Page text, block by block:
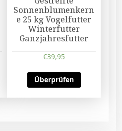
Sonnenblumenkern
e 25 kg Vogelfutter
Winterfutter
Ganzjahresfutter
€39,95
Überprüfen